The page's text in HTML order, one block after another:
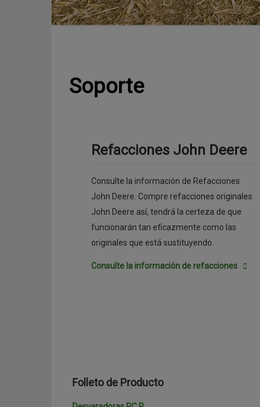
Soporte
Refacciones John Deere
Consulte la información de Refacciones
John Deere. Compre refacciones originales
John Deere así, tendrá la certeza de que
funcionarán tan eficazmente como las
originales que está sustituyendo.
Consulte la información de refacciones
Folleto de Producto